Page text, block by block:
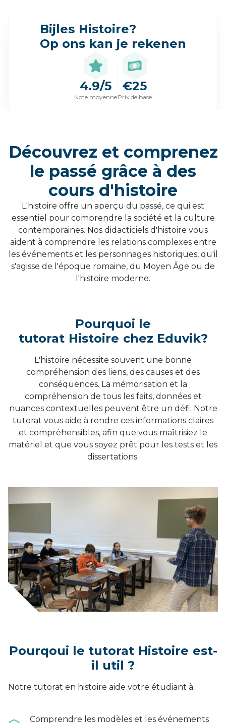
Bijles Histoire?
Op ons kan je rekenen
4.9/5
Note moyenne
€25
Prix de base
Découvrez et comprenez
le passé grâce à des
cours d'histoire
L'histoire offre un aperçu du passé, ce qui est
essentiel pour comprendre la société et la culture
contemporaines. Nos didacticiels d'histoire vous
aident à comprendre les relations complexes entre
les événements et les personnages historiques, qu'il
s'agisse de l'époque romaine, du Moyen Âge ou de
l'histoire moderne.
Pourquoi le
tutorat Histoire chez Eduvik?
L'histoire nécessite souvent une bonne
compréhension des liens, des causes et des
conséquences. La mémorisation et la
compréhension de tous les faits, données et
nuances contextuelles peuvent être un défi. Notre
tutorat vous aide à rendre ces informations claires
et compréhensibles, afin que vous maîtrisiez le
matériel et que vous soyez prêt pour les tests et les
dissertations.
Pourqoui le tutorat Histoire est-
il util ?
Notre tutorat en histoire aide votre étudiant à :
Comprendre les modèles et les événements